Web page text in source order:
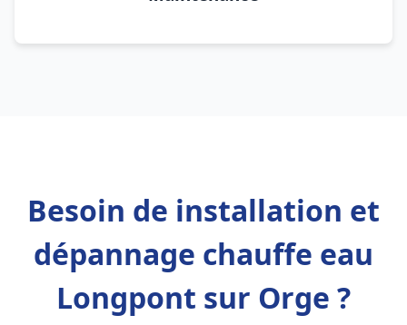
Besoin de installation et
dépannage chauffe eau
Longpont sur Orge ?